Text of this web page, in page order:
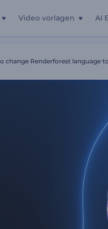
Video vorlagen AI
change Renderforest language